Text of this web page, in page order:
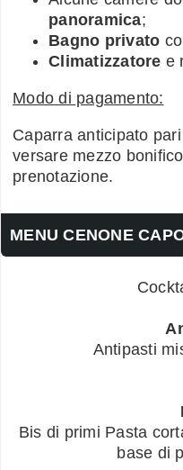
panoramica;
Bagno privato
Climatizzatore e
Modo di pagamento:
Caparra anticipato
versare mezzo
prenotazione.
MENU CENONE
Antipasti
Bis di primi Pasta
base di